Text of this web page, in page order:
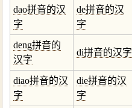
dao拼音的汉
字
de拼音的汉
字
deng拼音的
汉字
di拼音的汉字
diao拼音的汉
字
die拼音的汉
字